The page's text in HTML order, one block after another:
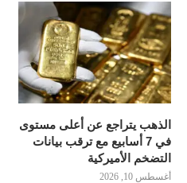
الذهب يتراجع عن أعلى مستوى
في 7 أسابيع مع ترقب بيانات
التضخم الأميركية
أغسطس 10, 2026